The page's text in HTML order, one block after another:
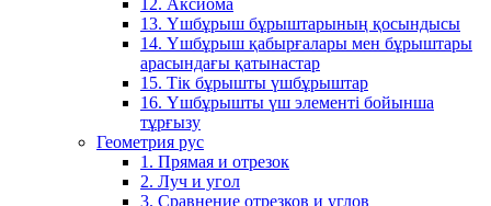
13. Үшбұрыш бұрыштарының қосындысы
14. Үшбұрыш қабырғалары мен бұрыштары
арасындағы қатынастар
15. Тік бұрышты үшбұрыштар
16. Үшбұрышты үш элементі бойынша
тұрғызу
Геометрия рус
1. Прямая и отрезок
2. Луч и угол
3. Сравнение отрезков и углов